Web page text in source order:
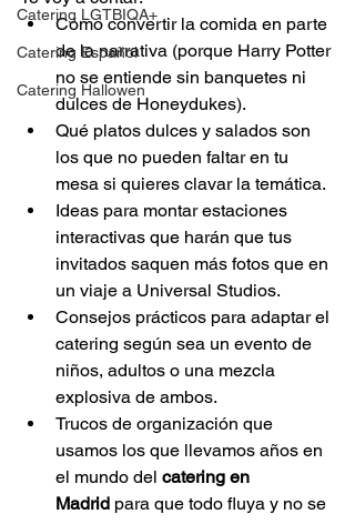
Catering LGTBIQA+
Catering Español
Catering Hallowen
Cómo convertir la comida en parte
de la narrativa (porque Harry Potter
no se entiende sin banquetes ni
dulces de Honeydukes).
Qué platos dulces y salados son
los que no pueden faltar en tu
mesa si quieres clavar la temática.
Ideas para montar estaciones
interactivas que harán que tus
invitados saquen más fotos que en
un viaje a Universal Studios.
Consejos prácticos para adaptar el
catering según sea un evento de
niños, adultos o una mezcla
explosiva de ambos.
Trucos de organización que
usamos los que llevamos años en
el mundo del catering en
Madrid para que todo fluya y no se